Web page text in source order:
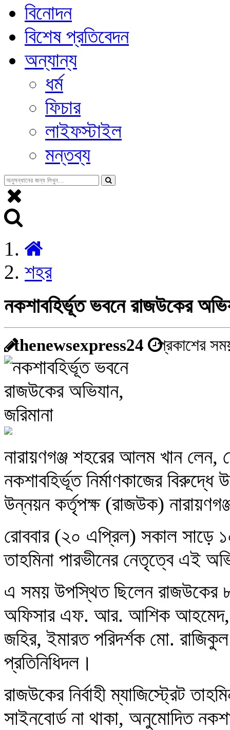
বিনোদন
বিশেষ প্রতিবেদন
অন্যান্য
ধর্ম
ফিচার
লাইফস্টাইল
মন্তব্য
শহর
নকশাবহির্ভূত ভবনে রাজউকের
thenewsexpress24 প্রকাশের
নারায়ণগঞ্জ শহরের আলম খান লেন,
নকশাবহির্ভূত নির্মাণকাজের বিরুদ্ধে
উন্নয়ন কর্তৃপক্ষ (রাজউক)
রোববার (২০ এপ্রিল) সকাল সাড়ে
তাহমিনা পারভীনের নেতৃত্বে এই
এ সময় উপস্থিত ছিলেন রাজউকের
অফিসার এফ. আর. আশিক আহমেদ,
জহির, ইমারত পরিদর্শক মো.
প্রতিনিধিদল।
রাজউকের নির্বাহী ম্যাজিস্ট্রেট
সাইনবোর্ড না থাকা, অনুমোদিত